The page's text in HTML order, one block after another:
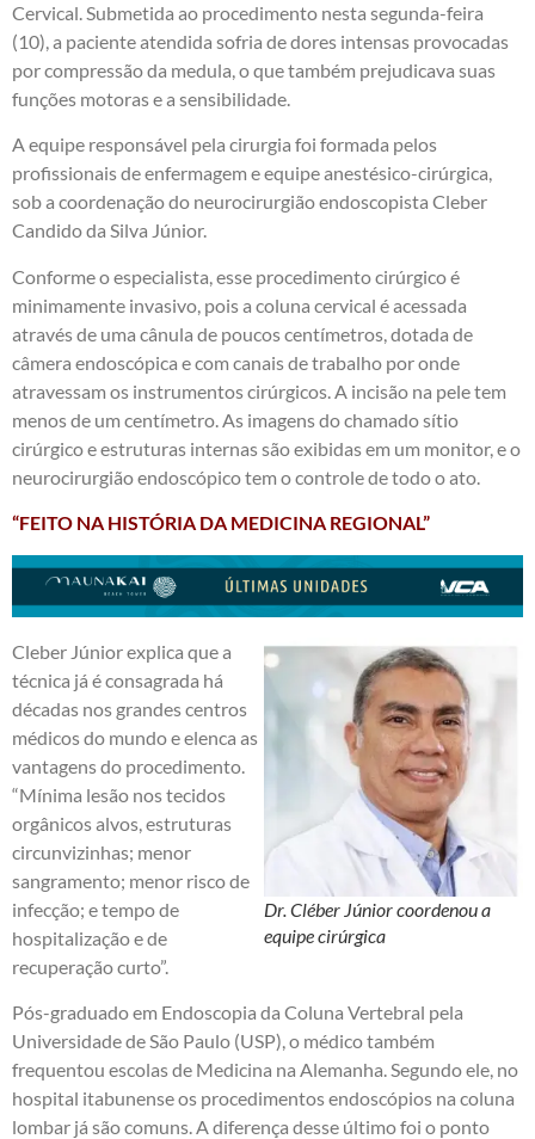
Cervical. Submetida ao procedimento nesta segunda-feira
(10), a paciente atendida sofria de dores intensas provocadas
por compressão da medula, o que também prejudicava suas
funções motoras e a sensibilidade.
A equipe responsável pela cirurgia foi formada pelos
profissionais de enfermagem e equipe anestésico-cirúrgica,
sob a coordenação do neurocirurgião endoscopista Cleber
Candido da Silva Júnior.
Conforme o especialista, esse procedimento cirúrgico é
minimamente invasivo, pois a coluna cervical é acessada
através de uma cânula de poucos centímetros, dotada de
câmera endoscópica e com canais de trabalho por onde
atravessam os instrumentos cirúrgicos. A incisão na pele tem
menos de um centímetro. As imagens do chamado sítio
cirúrgico e estruturas internas são exibidas em um monitor, e o
neurocirurgião endoscópico tem o controle de todo o ato.
“FEITO NA HISTÓRIA DA MEDICINA REGIONAL”
Dr. Cléber Júnior coordenou a
equipe cirúrgica
Cleber Júnior explica que a
técnica já é consagrada há
décadas nos grandes centros
médicos do mundo e elenca as
vantagens do procedimento.
“Mínima lesão nos tecidos
orgânicos alvos, estruturas
circunvizinhas; menor
sangramento; menor risco de
infecção; e tempo de
hospitalização e de
recuperação curto”.
Pós-graduado em Endoscopia da Coluna Vertebral pela
Universidade de São Paulo (USP), o médico também
frequentou escolas de Medicina na Alemanha. Segundo ele, no
hospital itabunense os procedimentos endoscópios na coluna
lombar já são comuns. A diferença desse último foi o ponto